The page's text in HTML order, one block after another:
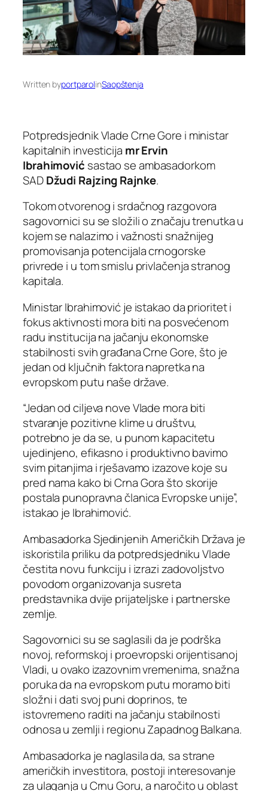
Written byportparolinSaopštenja
Potpredsjednik Vlade Crne Gore i ministar
kapitalnih investicija mr Ervin
Ibrahimović sastao se ambasadorkom
SADDžudi Rajzing Rajnke.
Tokom otvorenog i srdačnog razgovora
sagovornici su se složili o značaju trenutka u
kojem se nalazimo i važnosti snažnijeg
promovisanja potencijala crnogorske
privrede i u tom smislu privlačenja stranog
kapitala.
Ministar Ibrahimović je istakao da prioritet i
fokus aktivnosti mora biti na posvećenom
radu institucija na jačanju ekonomske
stabilnosti svih građana Crne Gore, što je
jedan od ključnih faktora napretka na
evropskom putu naše države.
“Jedan od ciljeva nove Vlade mora biti
stvaranje pozitivne klime u društvu,
potrebno je da se, u punom kapacitetu
ujedinjeno, efikasno i produktivno bavimo
svim pitanjima i rješavamo izazove koje su
pred nama kako bi Crna Gora što skorije
postala punopravna članica Evropske unije”,
istakao je Ibrahimović.
Ambasadorka Sjedinjenih Američkih Država je
iskoristila priliku da potpredsjedniku Vlade
čestita novu funkciju i izrazi zadovoljstvo
povodom organizovanja susreta
predstavnika dvije prijateljske i partnerske
zemlje.
Sagovornici su se saglasili da je podrška
novoj, reformskoj i proevropski orijentisanoj
Vladi, u ovako izazovnim vremenima, snažna
poruka da na evropskom putu moramo biti
složni i dati svoj puni doprinos, te
istovremeno raditi na jačanju stabilnosti
odnosa u zemlji i regionu Zapadnog Balkana.
Ambasadorka je naglasila da, sa strane
američkih investitora, postoji interesovanje
za ulaganja u Crnu Goru, a naročito u oblast